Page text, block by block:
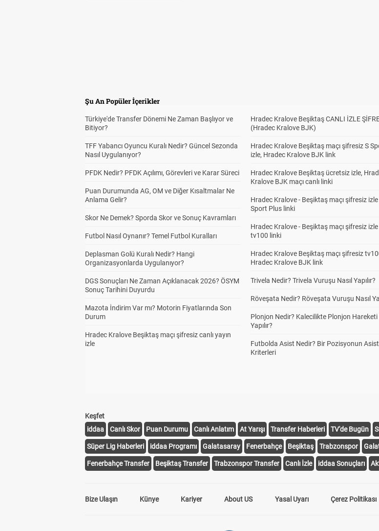
Şu An Popüler İçerikler
Türkiye'de Transfer Dönemi Ne Zaman Başlıyor ve
Bitiyor?
TFF Yabancı Oyuncu Kuralı Nedir? Güncel Sezonda
Nasıl Uygulanıyor?
PFDK Nedir? PFDK Açılımı, Görevleri ve Karar Süreci
Puan Durumunda AG, OM ve Diğer Kısaltmalar Ne
Anlama Gelir?
Skor Ne Demek? Sporda Skor ve Sonuç Kavramları
Futbol Nasıl Oynanır? Temel Futbol Kuralları
Deplasman Golü Kuralı Nedir? Hangi
Organizasyonlarda Uygulanıyor?
DGS Sonuçları Ne Zaman Açıklanacak 2026? ÖSYM
Sonuç Tarihini Duyurdu
Mazota İndirim Var mı? Motorin Fiyatlarında Son
Durum
Hradec Kralove Beşiktaş maçı şifresiz canlı yayın
izle
Hradec Kralove Beşiktaş CANLI İZLE
(Hradec Kralove BJK)
Hradec Kralove Beşiktaş maçı şifresiz S
izle, Hradec Kralove BJK link
Hradec Kralove Beşiktaş ücretsiz izle,
Kralove BJK maçı canlı linki
Hradec Kralove - Beşiktaş maçı şifresiz izle
Sport Plus linki
Hradec Kralove - Beşiktaş maçı şifresiz izle
tv100 linki
Hradec Kralove Beşiktaş maçı şifresiz
Hradec Kralove BJK link
Trivela Nedir? Trivela Vuruşu Nasıl Yapılır?
Röveşata Nedir? Röveşata Vuruşu Nasıl
Plonjon Nedir? Kalecilikte Plonjon Hareketi
Yapılır?
Futbolda Asist Nedir? Bir Pozisyonun Asist
Kriterleri
Keşfet
iddaa
Canlı Skor Puan Durumu Canlı Anlatım At Yarışı Transfer Haberleri TV'de Bugün
Süper Lig Haberleri iddaa Programı Galatasaray Fenerbahçe Beşiktaş Trabzonspor
Fenerbahçe Transfer Beşiktaş Transfer Trabzonspor Transfer Canlı İzle iddaa Sonuçları
Bize Ulaşın Künye Kariyer About US Yasal Uyarı Çerez Politikası